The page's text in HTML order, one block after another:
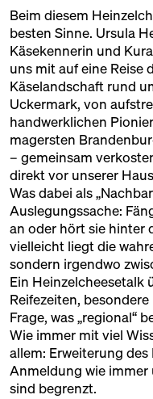
Beim diesem
besten Sinne. Ursula
Käsekennerin und
uns mit auf eine Reise
Käselandschaft rund
Uckermark, von
handwerklichen
magersten
– gemeinsam
direkt vor unserer
Was dabei als
Auslegungssache:
an oder hört sie hinter
vielleicht liegt die
sondern irgendwo
Ein Heinzelcheesetalk
Reifezeiten,
Frage, was „regional“
Wie immer mit viel
allem: Erweiterung
Anmeldung wie immer
sind begrenzt.
AUF DIE
Die Türen der
trotzdem gibt es
im Trubel des Alltags
Mit "Offenen Türen"
Wie funktioniert
steckt hinter den
gebraut, warum riecht
und wie sah’s hier
Mit Führungen,
Überraschungen
zu Menschen, zu
alle, die die Halle
die sie neu